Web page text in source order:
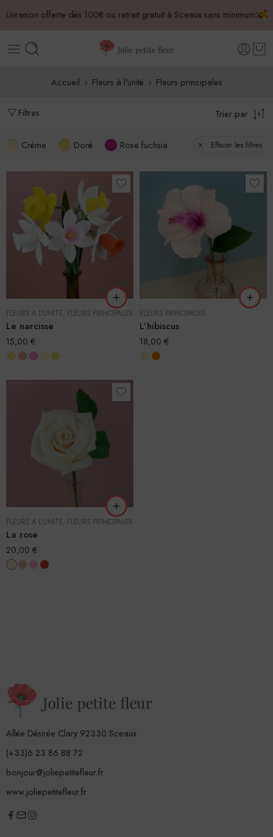
Livraison offerte dès 100€ ou retrait gratuit à Sceaux sans minimum
Accueil Fleurs à l'unité Fleurs principales
Filtres Trier par
Crème Doré Rose fuchsia Effacer les filtres
FLEURS À L'UNITÉ FLEURS PRINCIPALES
Le narcisse
15,00 €
FLEURS PRINCIPALES
L’hibiscus
18,00 €
FLEURS À L'UNITÉ FLEURS PRINCIPALES
La rose
20,00 €
Allée Désirée Clary 92330 Sceaux
(+33)6 23 86 88 72
bonjour@joliepetitefleur.fr
www.joliepetitefleur.fr